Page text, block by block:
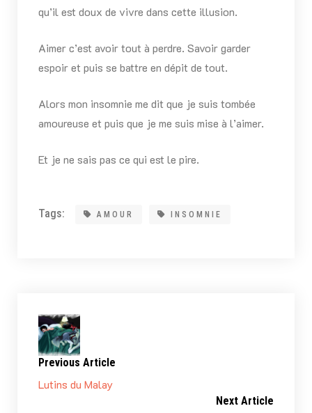
qu’il est doux de vivre dans cette illusion.
Aimer c’est avoir tout à perdre. Savoir garder
espoir et puis se battre en dépit de tout.
Alors mon insomnie me dit que je suis tombée
amoureuse et puis que je me suis mise à l’aimer.
Et je ne sais pas ce qui est le pire.
Tags: AMOUR INSOMNIE
Previous Article
Lutins du Malay
Next Article